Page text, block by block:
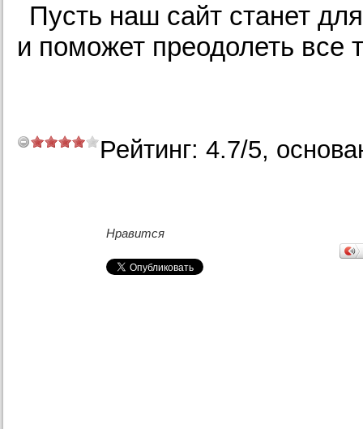
Пусть наш сайт станет
и поможет преодолеть все
Рейтинг: 4.7/5,
Нравится